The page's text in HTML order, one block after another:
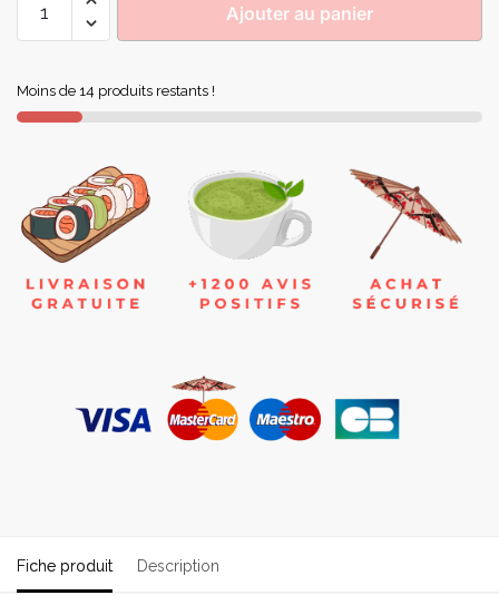
Ajouter au panier
Moins de 14 produits restants !
Fiche produit Description